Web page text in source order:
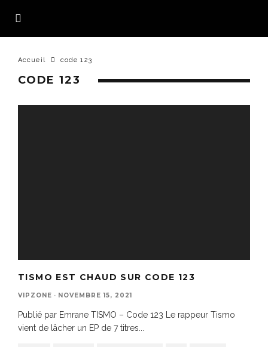
Accueil code 123
CODE 123
TISMO EST CHAUD SUR CODE 123
VIPZONE · NOVEMBRE 15, 2021
Publié par Emrane TISMO – Code 123 Le rappeur Tismo
vient de lâcher un EP de 7 titres